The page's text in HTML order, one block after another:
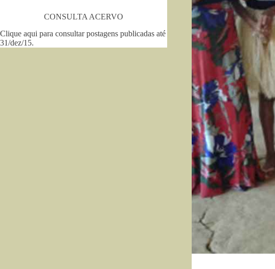
CONSULTA ACERVO
Clique aqui para consultar postagens publicadas até
31/dez/15.